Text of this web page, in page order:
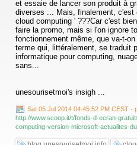
et essaie de lancer son produit à
diverses ... Mais, finalement,
cloud computing ' ???Car c'est
faire la promo, mais si l'on ignore
fonctionnement même, que va-t-
terme qui, littéralement, se traduit
informatique pour computing,
sans...
unesourisetmoi's insigh ...
Sat 05 Jul 2014 04:45:52 PM CEST -
http://www.scoop.it/t/fonds-d-ecran-
computing-version-microsoft-actualites-